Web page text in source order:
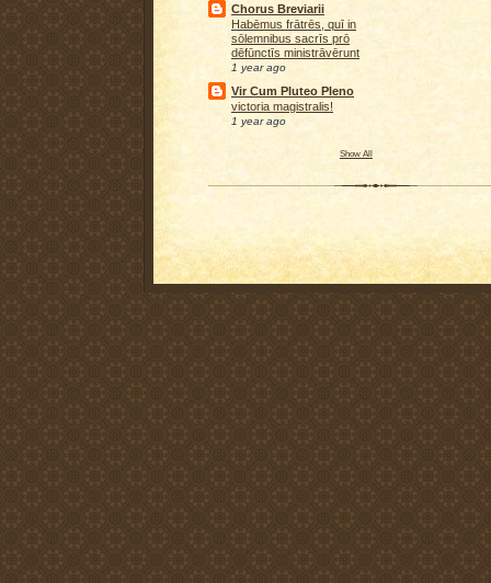
Chorus Breviarii
Habēmus frātrēs, quī in
sōlemnibus sacrīs prō
dēfūnctīs ministrāvērunt
1 year ago
Vir Cum Pluteo Pleno
victoria magistralis!
1 year ago
Show All